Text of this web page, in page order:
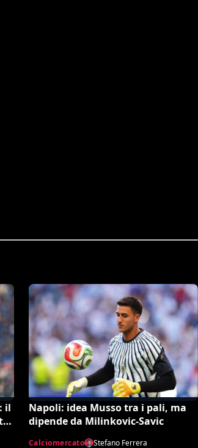
il
Napoli: idea Musso tra i pali, ma
dipende da Milinkovic-Savic
Calciomercato Stefano Ferrera